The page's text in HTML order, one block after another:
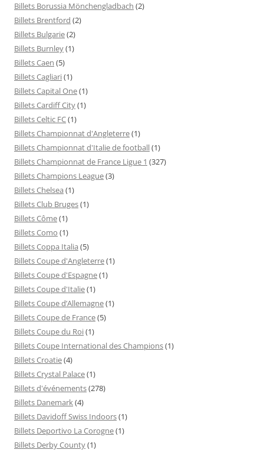
Billets Borussia Mönchengladbach (2)
Billets Brentford (2)
Billets Bulgarie(2)
Billets Burnley(1)
Billets Caen (5)
Billets Cagliari(1)
Billets Capital One(1)
Billets Cardiff City(1)
Billets Celtic FC(1)
Billets Championnat d'Angleterre(1)
Billets Championnat d'Italie de football(1)
Billets Championnat de France Ligue 1 (327)
Billets Champions League(3)
Billets Chelsea (1)
Billets Club Bruges(1)
Billets Côme(1)
Billets Como (1)
Billets Coppa Italia (5)
Billets Coupe d'Angleterre(1)
Billets Coupe d'Espagne(1)
Billets Coupe d'Italie(1)
Billets Coupe d’Allemagne(1)
Billets Coupe de France(5)
Billets Coupe du Roi(1)
Billets Coupe International des Champions(1)
Billets Croatie(4)
Billets Crystal Palace(1)
Billets d'événements(278)
Billets Danemark(4)
Billets Davidoff Swiss Indoors(1)
Billets Deportivo La Corogne(1)
Billets Derby County(1)